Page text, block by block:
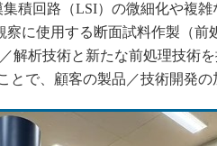
制御
新型
積回路（LSI）の微細化や複雑
察に使用する断面試料作製（前
解析技術と新たな前処理技術
とで、顧客の製品／技術開発の